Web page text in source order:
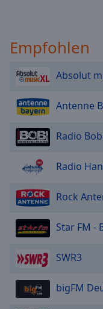
Empfohlen
Absolut
Antenne
Radio
Radio
Rock
Star FM -
SWR3
bigFM